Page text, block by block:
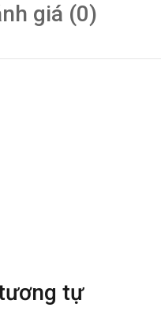
giá (0)
tự